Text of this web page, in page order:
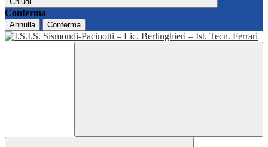
Conferma
Annulla Conferma